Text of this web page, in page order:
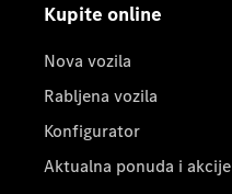
Kupite online
Nova vozila
Rabljena vozila
Konfigurator
Aktualna ponuda i akcije